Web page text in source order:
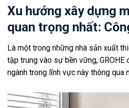
Xu hướng xây dựng
quan trọng nhất:
Là một trong những nhà sản xuất
tập trung vào sự bền vững,
ngành trong lĩnh vực này thông qua